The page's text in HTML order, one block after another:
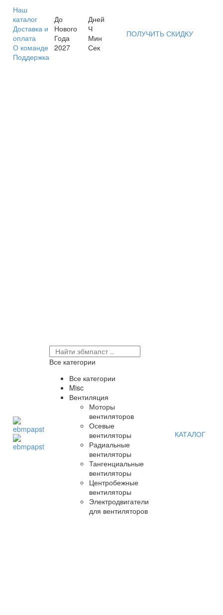
Наш
каталог
Доставка и
оплата
О команде
Поддержка
До
Нового
Года
2027
Дней
Ч
Мин
Сек
ПОЛУЧИТЬ СКИДКУ
Все категории
Все категории
Misc
Вентиляция
Моторы
вентиляторов
Осевые
вентиляторы
Радиальные
вентиляторы
Тангенциальные
вентиляторы
Центробежные
вентиляторы
Электродвигатели
для вентиляторов
КАТАЛОГ